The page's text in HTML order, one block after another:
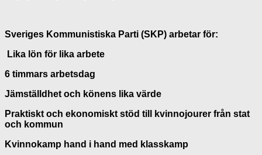
Sveriges Kommunistiska Parti (SKP) arbetar för:
Lika lön för lika arbete
6 timmars arbetsdag
Jämställdhet och könens lika värde
Praktiskt och ekonomiskt stöd till kvinnojourer från stat
och kommun
Kvinnokamp hand i hand med klasskamp